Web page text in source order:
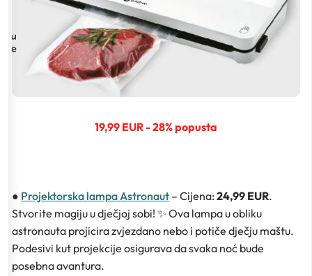
19,99 EUR - 28% popusta
● Projektorska lampa Astronaut – Cijena: 24,99 EUR.
Stvorite magiju u dječjoj sobi! ✨ Ova lampa u obliku
astronauta projicira zvjezdano nebo i potiče dječju maštu.
Podesivi kut projekcije osigurava da svaka noć bude
posebna avantura.